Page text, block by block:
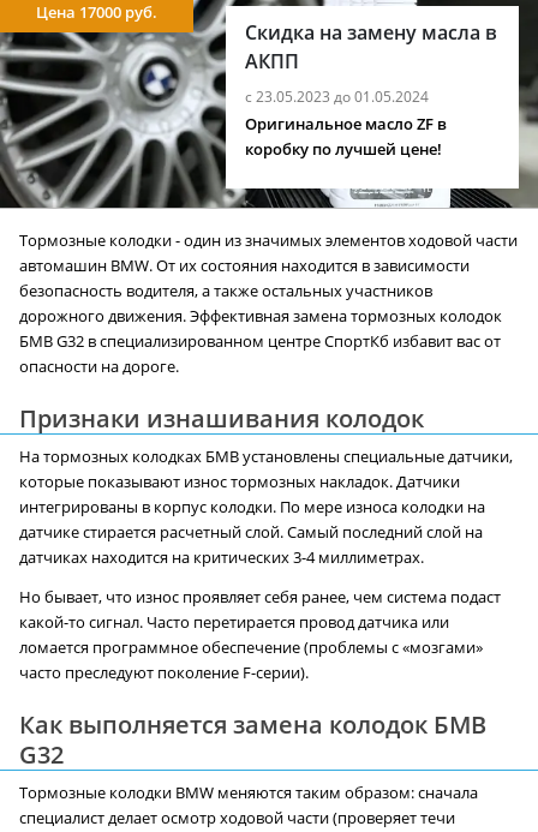
Скидка на замену масла в
АКПП
с 23.05.2023 до 01.05.2024
Цена 17000 руб.
Оригинальное масло ZF в
коробку по лучшей цене!
Тормозные колодки - один из значимых элементов ходовой части
автомашин BMW. От их состояния находится в зависимости
безопасность водителя, а также остальных участников
дорожного движения. Эффективная замена тормозных колодок
БМВ G32 в специализированном центре СпортКб избавит вас от
опасности на дороге.
Признаки изнашивания колодок
На тормозных колодках БМВ установлены специальные датчики,
которые показывают износ тормозных накладок. Датчики
интегрированы в корпус колодки. По мере износа колодки на
датчике стирается расчетный слой. Самый последний слой на
датчиках находится на критических 3-4 миллиметрах.
Но бывает, что износ проявляет себя ранее, чем система подаст
какой-то сигнал. Часто перетирается провод датчика или
ломается программное обеспечение (проблемы с «мозгами»
часто преследуют поколение F-серии).
Как выполняется замена колодок БМВ
G32
Тормозные колодки BMW меняются таким образом: сначала
специалист делает осмотр ходовой части (проверяет течи